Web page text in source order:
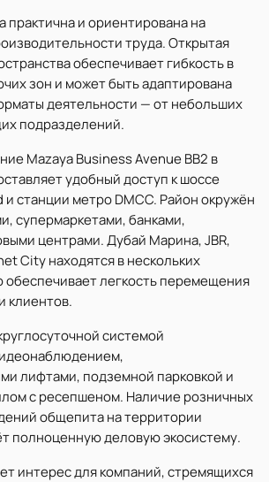
практична и ориентирована на
труда. Открытая
обеспечивает гибкость в
зон и может быть адаптирована
деятельности — от небольших
подразделений.
Mazaya Business Avenue BB2 в
удобный доступ к шоссе
и станции метро DMCC. Район окружён
супермаркетами, банками,
центрами. Дубай Марина, JBR,
City находятся в нескольких
обеспечивает легкость перемещения
клиентов.
системой
лифтами, подземной парковкой и
с ресепшеном. Наличие розничных
общепита на территории
полноценную деловую экосистему.
интерес для компаний, стремящихся